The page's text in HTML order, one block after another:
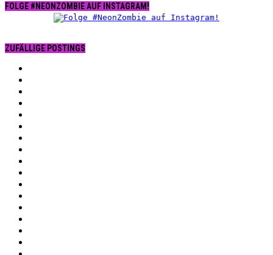
FOLGE #NEONZOMBIE AUF INSTAGRAM!
ZUFÄLLIGE POSTINGS